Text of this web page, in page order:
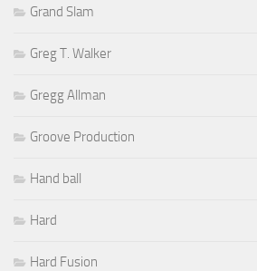
Grand Slam
Greg T. Walker
Gregg Allman
Groove Production
Hand ball
Hard
Hard Fusion